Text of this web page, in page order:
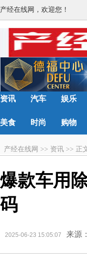
产经在线网，欢迎您！
资讯 汽车 娱乐
美食 时尚 购物
产经在线网 >> 资讯 >> 正
爆款车用
码
2025-06-23 15:05:07 来源：